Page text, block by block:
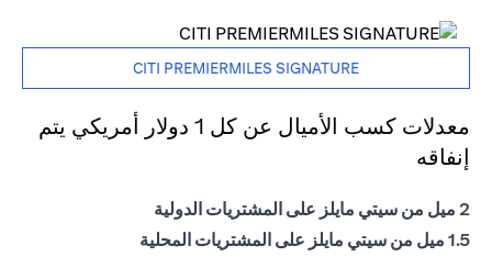
CITI PREMIERMILES SIGNATURE
معدلات كسب الأميال عن كل 1 دولار أمريكي يتم
إنفاقه
2 ميل من سيتي مايلز على المشتريات الدولية
1.5 ميل من سيتي مايلز على المشتريات المحلية